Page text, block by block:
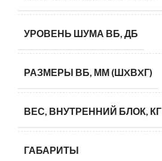
УРОВЕНЬ ШУМА ВБ, ДБ
РАЗМЕРЫ ВБ, ММ (ШXВXГ)
ВЕС, ВНУТРЕННИЙ БЛОК, КГ
ГАБАРИТЫ